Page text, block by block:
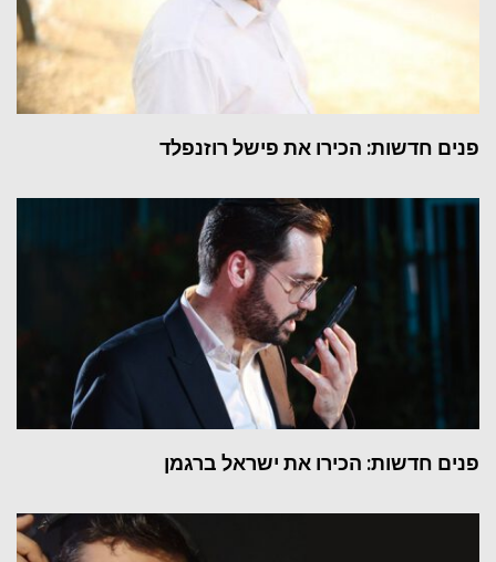
פנים חדשות: הכירו את פישל רוזנפלד
פנים חדשות: הכירו את ישראל ברגמן